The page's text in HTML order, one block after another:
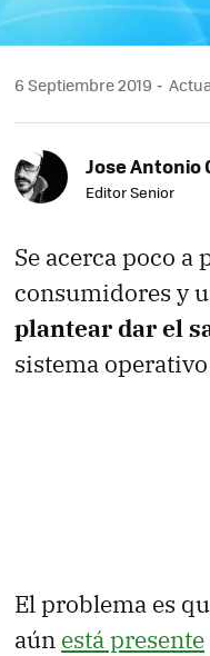
6 Septiembre 2019
Jose Antonio
Editor Senior
Se acerca poco a
consumidores y
plantear dar el
sistema
El problema es
aún está presente